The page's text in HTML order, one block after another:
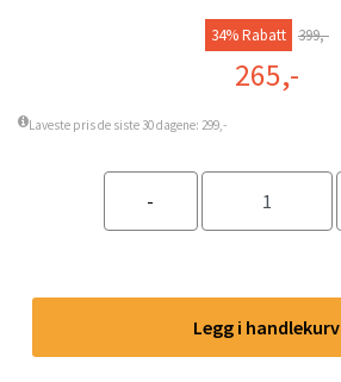
34% Rabatt 399,-
265,-
Laveste pris de siste 30 dagene: 299,-
Legg i handlekurv